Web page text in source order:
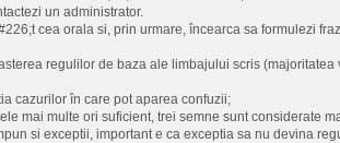
un administrator.
cea orala si, prin urmare, încearca sa formulezi
regulilor de baza ale limbajului scris
cazurilor în care pot aparea confuzii;
mai multe ori suficient, trei semne sunt considerate
si exceptii, important e ca exceptia sa nu devina